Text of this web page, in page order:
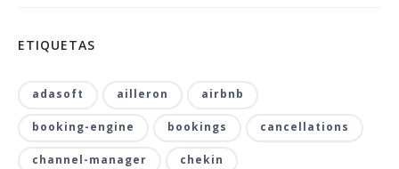
ETIQUETAS
adasoft ailleron airbnb
booking-engine bookings cancellations
channel-manager chekin